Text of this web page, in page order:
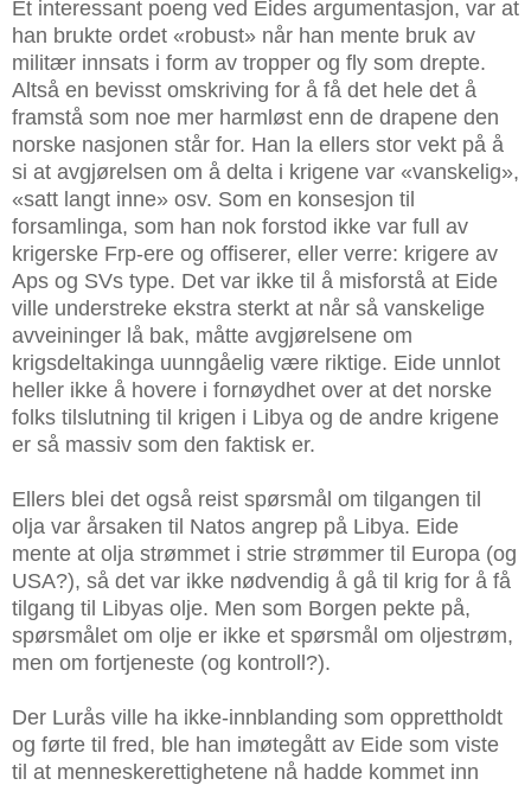
Et interessant poeng ved Eides argumentasjon, var at
han brukte ordet «robust» når han mente bruk av
militær innsats i form av tropper og fly som drepte.
Altså en bevisst omskriving for å få det hele det å
framstå som noe mer harmløst enn de drapene den
norske nasjonen står for. Han la ellers stor vekt på å
si at avgjørelsen om å delta i krigene var «vanskelig»,
«satt langt inne» osv. Som en konsesjon til
forsamlinga, som han nok forstod ikke var full av
krigerske Frp-ere og offiserer, eller verre: krigere av
Aps og SVs type. Det var ikke til å misforstå at Eide
ville understreke ekstra sterkt at når så vanskelige
avveininger lå bak, måtte avgjørelsene om
krigsdeltakinga uunngåelig være riktige. Eide unnlot
heller ikke å hovere i fornøydhet over at det norske
folks tilslutning til krigen i Libya og de andre krigene
er så massiv som den faktisk er.
Ellers blei det også reist spørsmål om tilgangen til
olja var årsaken til Natos angrep på Libya. Eide
mente at olja strømmet i strie strømmer til Europa (og
USA?), så det var ikke nødvendig å gå til krig for å få
tilgang til Libyas olje. Men som Borgen pekte på,
spørsmålet om olje er ikke et spørsmål om oljestrøm,
men om fortjeneste (og kontroll?).
Der Lurås ville ha ikke-innblanding som opprettholdt
og førte til fred, ble han imøtegått av Eide som viste
til at menneskerettighetene nå hadde kommet inn